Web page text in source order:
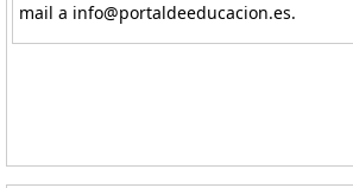
mail a info@portaldeeducacion.es.